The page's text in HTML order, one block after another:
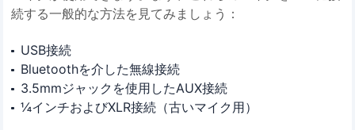
続する一般的な方法を見てみましょう：
USB接続
Bluetoothを介した無線接続
3.5mmジャックを使用したAUX接続
¼インチおよびXLR接続（古いマイク用）